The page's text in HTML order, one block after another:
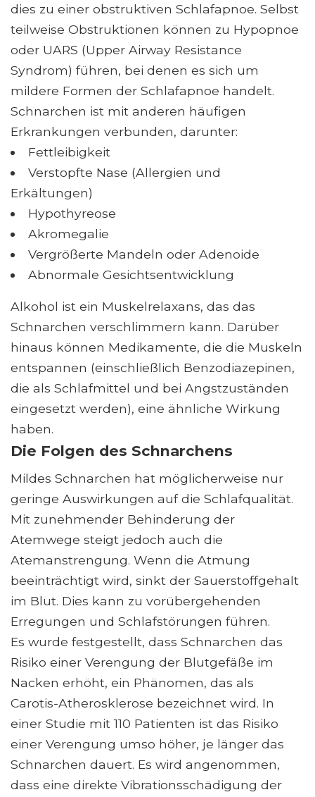
dies zu einer obstruktiven Schlafapnoe. Selbst
teilweise Obstruktionen können zu Hypopnoe
oder UARS (Upper Airway Resistance
Syndrom) führen, bei denen es sich um
mildere Formen der Schlafapnoe handelt.
Schnarchen ist mit anderen häufigen
Erkrankungen verbunden, darunter:
Fettleibigkeit
Verstopfte Nase (Allergien und
Erkältungen)
Hypothyreose
Akromegalie
Vergrößerte Mandeln oder Adenoide
Abnormale Gesichtsentwicklung
Alkohol ist ein Muskelrelaxans, das das
Schnarchen verschlimmern kann. Darüber
hinaus können Medikamente, die die Muskeln
entspannen (einschließlich Benzodiazepinen,
die als Schlafmittel und bei Angstzuständen
eingesetzt werden), eine ähnliche Wirkung
haben.
Die Folgen des Schnarchens
Mildes Schnarchen hat möglicherweise nur
geringe Auswirkungen auf die Schlafqualität.
Mit zunehmender Behinderung der
Atemwege steigt jedoch auch die
Atemanstrengung. Wenn die Atmung
beeinträchtigt wird, sinkt der Sauerstoffgehalt
im Blut. Dies kann zu vorübergehenden
Erregungen und Schlafstörungen führen.
Es wurde festgestellt, dass Schnarchen das
Risiko einer Verengung der Blutgefäße im
Nacken erhöht, ein Phänomen, das als
Carotis-Atherosklerose bezeichnet wird. In
einer Studie mit 110 Patienten ist das Risiko
einer Verengung umso höher, je länger das
Schnarchen dauert. Es wird angenommen,
dass eine direkte Vibrationsschädigung der